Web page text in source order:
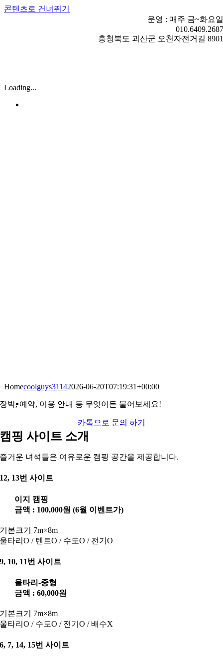
콘텐츠로 건너뛰기
운영 : 매주 금~화요일
010.6409.2687
충청북도 괴산군 오천자전거길 8901
Loading...
Homecoolguys31142026-06-20T07:19:31+00:00
장박, 예약, 이용 안내 등 무엇이든 물어보세요!
카톡으로 문의 하기
캠핑 사이트 소개
즐거운 녀석들은 여유로운 캠핑 공간을 제공합니다.
12, 13번 사이트
이지 캠핑
금액 : 100,000원 (6월 이벤트가)
기본크기 7m×8m
울타리O / 텐트O / 수도O / 전기O
9, 10, 11번 사이트
울타리-중형
금액 : 60,000원
기본크기 7m×8m
울타리O / 수도O / 전기O / 배수X
6, 7, 14, 15번 사이트